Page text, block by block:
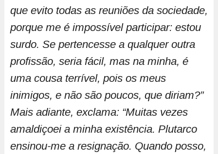
que evito todas as reuniões da sociedade,
porque me é impossível participar: estou
surdo. Se pertencesse a qualquer outra
profissão, seria fácil, mas na minha, é
uma cousa terrível, pois os meus
inimigos, e não são poucos, que diriam?”
Mais adiante, exclama: “Muitas vezes
amaldiçoei a minha existência. Plutarco
ensinou-me a resignação. Quando posso,